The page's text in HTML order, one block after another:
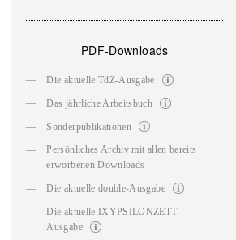
PDF-Downloads
— Die aktuelle TdZ-Ausgabe
— Das jährliche Arbeitsbuch
— Sonderpublikationen
—
Persönliches Archiv mit allen bereits
erworbenen Downloads
— Die aktuelle double-Ausgabe
—
Die aktuelle IXYPSILONZETT-
Ausgabe